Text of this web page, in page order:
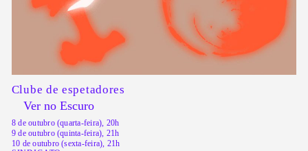
Clube de espetadores
Ver no Escuro
8 de outubro (quarta-feira), 20h
9 de outubro (quinta-feira), 21h
10 de outubro (sexta-feira), 21h